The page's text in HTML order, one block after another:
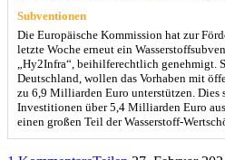
Subventionen
Die Europäische Kommission hat zur
letzte Woche erneut ein
„Hy2Infra“, beihilferechtlich genehmigt.
Deutschland, wollen das Vorhaben mit
zu 6,9 Milliarden Euro unterstützen.
Investitionen über 5,4 Milliarden Euro
einen großen Teil der Wasserstoff-